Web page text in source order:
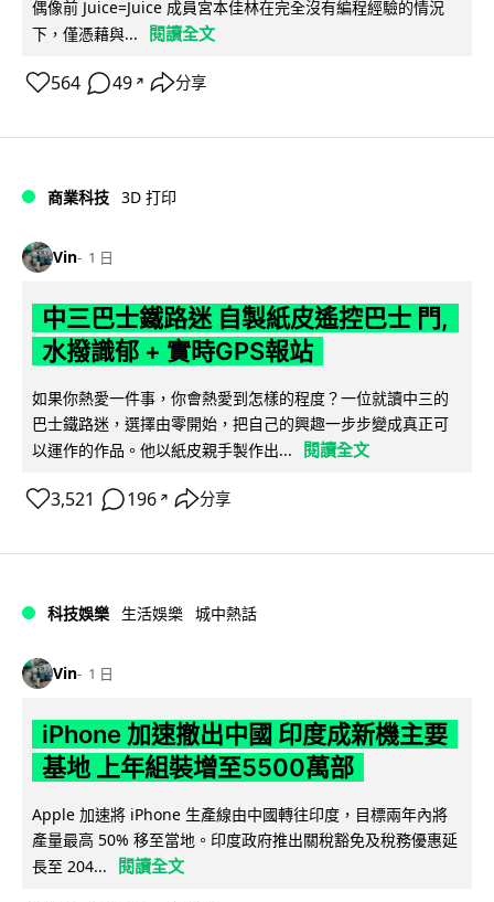
偶像前 Juice=Juice 成員宮本佳林在完全沒有編程經驗的情況
下，僅憑藉與...
閱讀全文
564 49 ↗ 分享
商業科技 3D 打印
Vin 1 日
中三巴士鐵路迷 自製紙皮遙控巴士 門,
水撥識郁 + 實時GPS報站
如果你熱愛一件事，你會熱愛到怎樣的程度？一位就讀中三的
巴士鐵路迷，選擇由零開始，把自己的興趣一步步變成真正可
以運作的作品。他以紙皮親手製作出...
閱讀全文
3,521 196 ↗ 分享
科技娛樂 生活娛樂 城中熱話
Vin 1 日
iPhone 加速撤出中國 印度成新機主要
基地 上年組裝增至5500萬部
Apple 加速將 iPhone 生產線由中國轉往印度，目標兩年內將
產量最高 50% 移至當地。印度政府推出關稅豁免及稅務優惠延
長至 204...
閱讀全文